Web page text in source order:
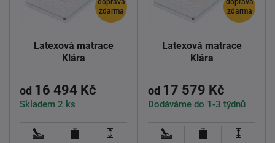
doprava
zdarma
Latexová matrace
Klára
od 16 494 Kč
Skladem 2 ks
doprava
zdarma
Latexová matrace
Klára
od 17 579 Kč
Dodáváme do 1-3 týdnů